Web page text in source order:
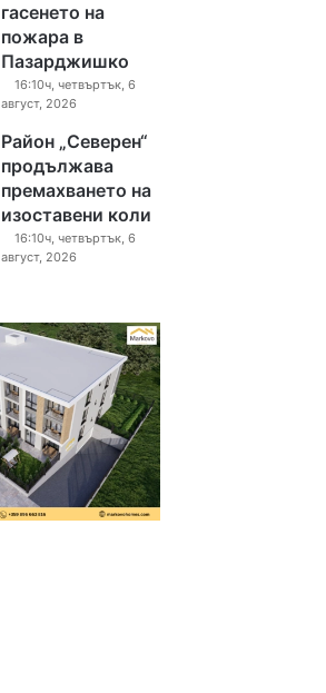
гасенето на
пожара в
Пазарджишко
16:10ч, четвъртък, 6
август, 2026
Район „Северен“
продължава
премахването на
изоставени коли
16:10ч, четвъртък, 6
август, 2026